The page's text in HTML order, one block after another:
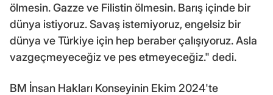
ölmesin. Gazze ve Filistin ölmesin. Barış içinde bir
dünya istiyoruz. Savaş istemiyoruz, engelsiz bir
dünya ve Türkiye için hep beraber çalışıyoruz. Asla
vazgeçmeyeceğiz ve pes etmeyeceğiz." dedi.
BM İnsan Hakları Konseyinin Ekim 2024'te